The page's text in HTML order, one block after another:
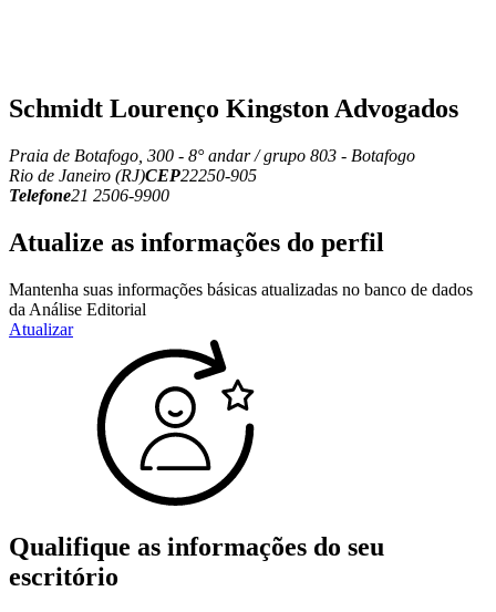
Schmidt Lourenço Kingston Advogados
Praia de Botafogo, 300 - 8° andar / grupo 803 - Botafogo
Rio de Janeiro (RJ)CEP22250-905
Telefone21 2506-9900
Atualize as informações do perfil
Mantenha suas informações básicas atualizadas no banco de dados
da Análise Editorial
Atualizar
Qualifique as informações do seu
escritório